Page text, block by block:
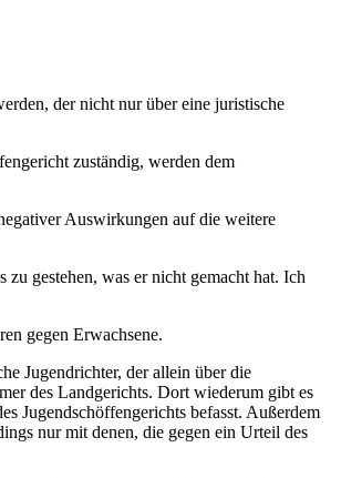
der nicht nur über eine juristische
zuständig, werden dem
Auswirkungen auf die weitere
gestehen, was er nicht gemacht hat. Ich
gegen Erwachsene.
Jugendrichter, der allein über die
des Landgerichts. Dort wiederum gibt es
Jugendschöffengerichts befasst. Außerdem
nur mit denen, die gegen ein Urteil des